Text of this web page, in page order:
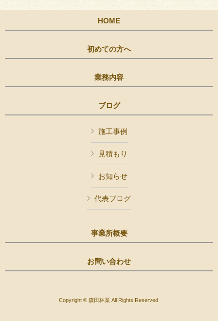
HOME
初めての方へ
業務内容
ブログ
施工事例
見積もり
お知らせ
代表ブログ
事業所概要
お問い合わせ
Copyright © 森田林業 All Rights Reserved.